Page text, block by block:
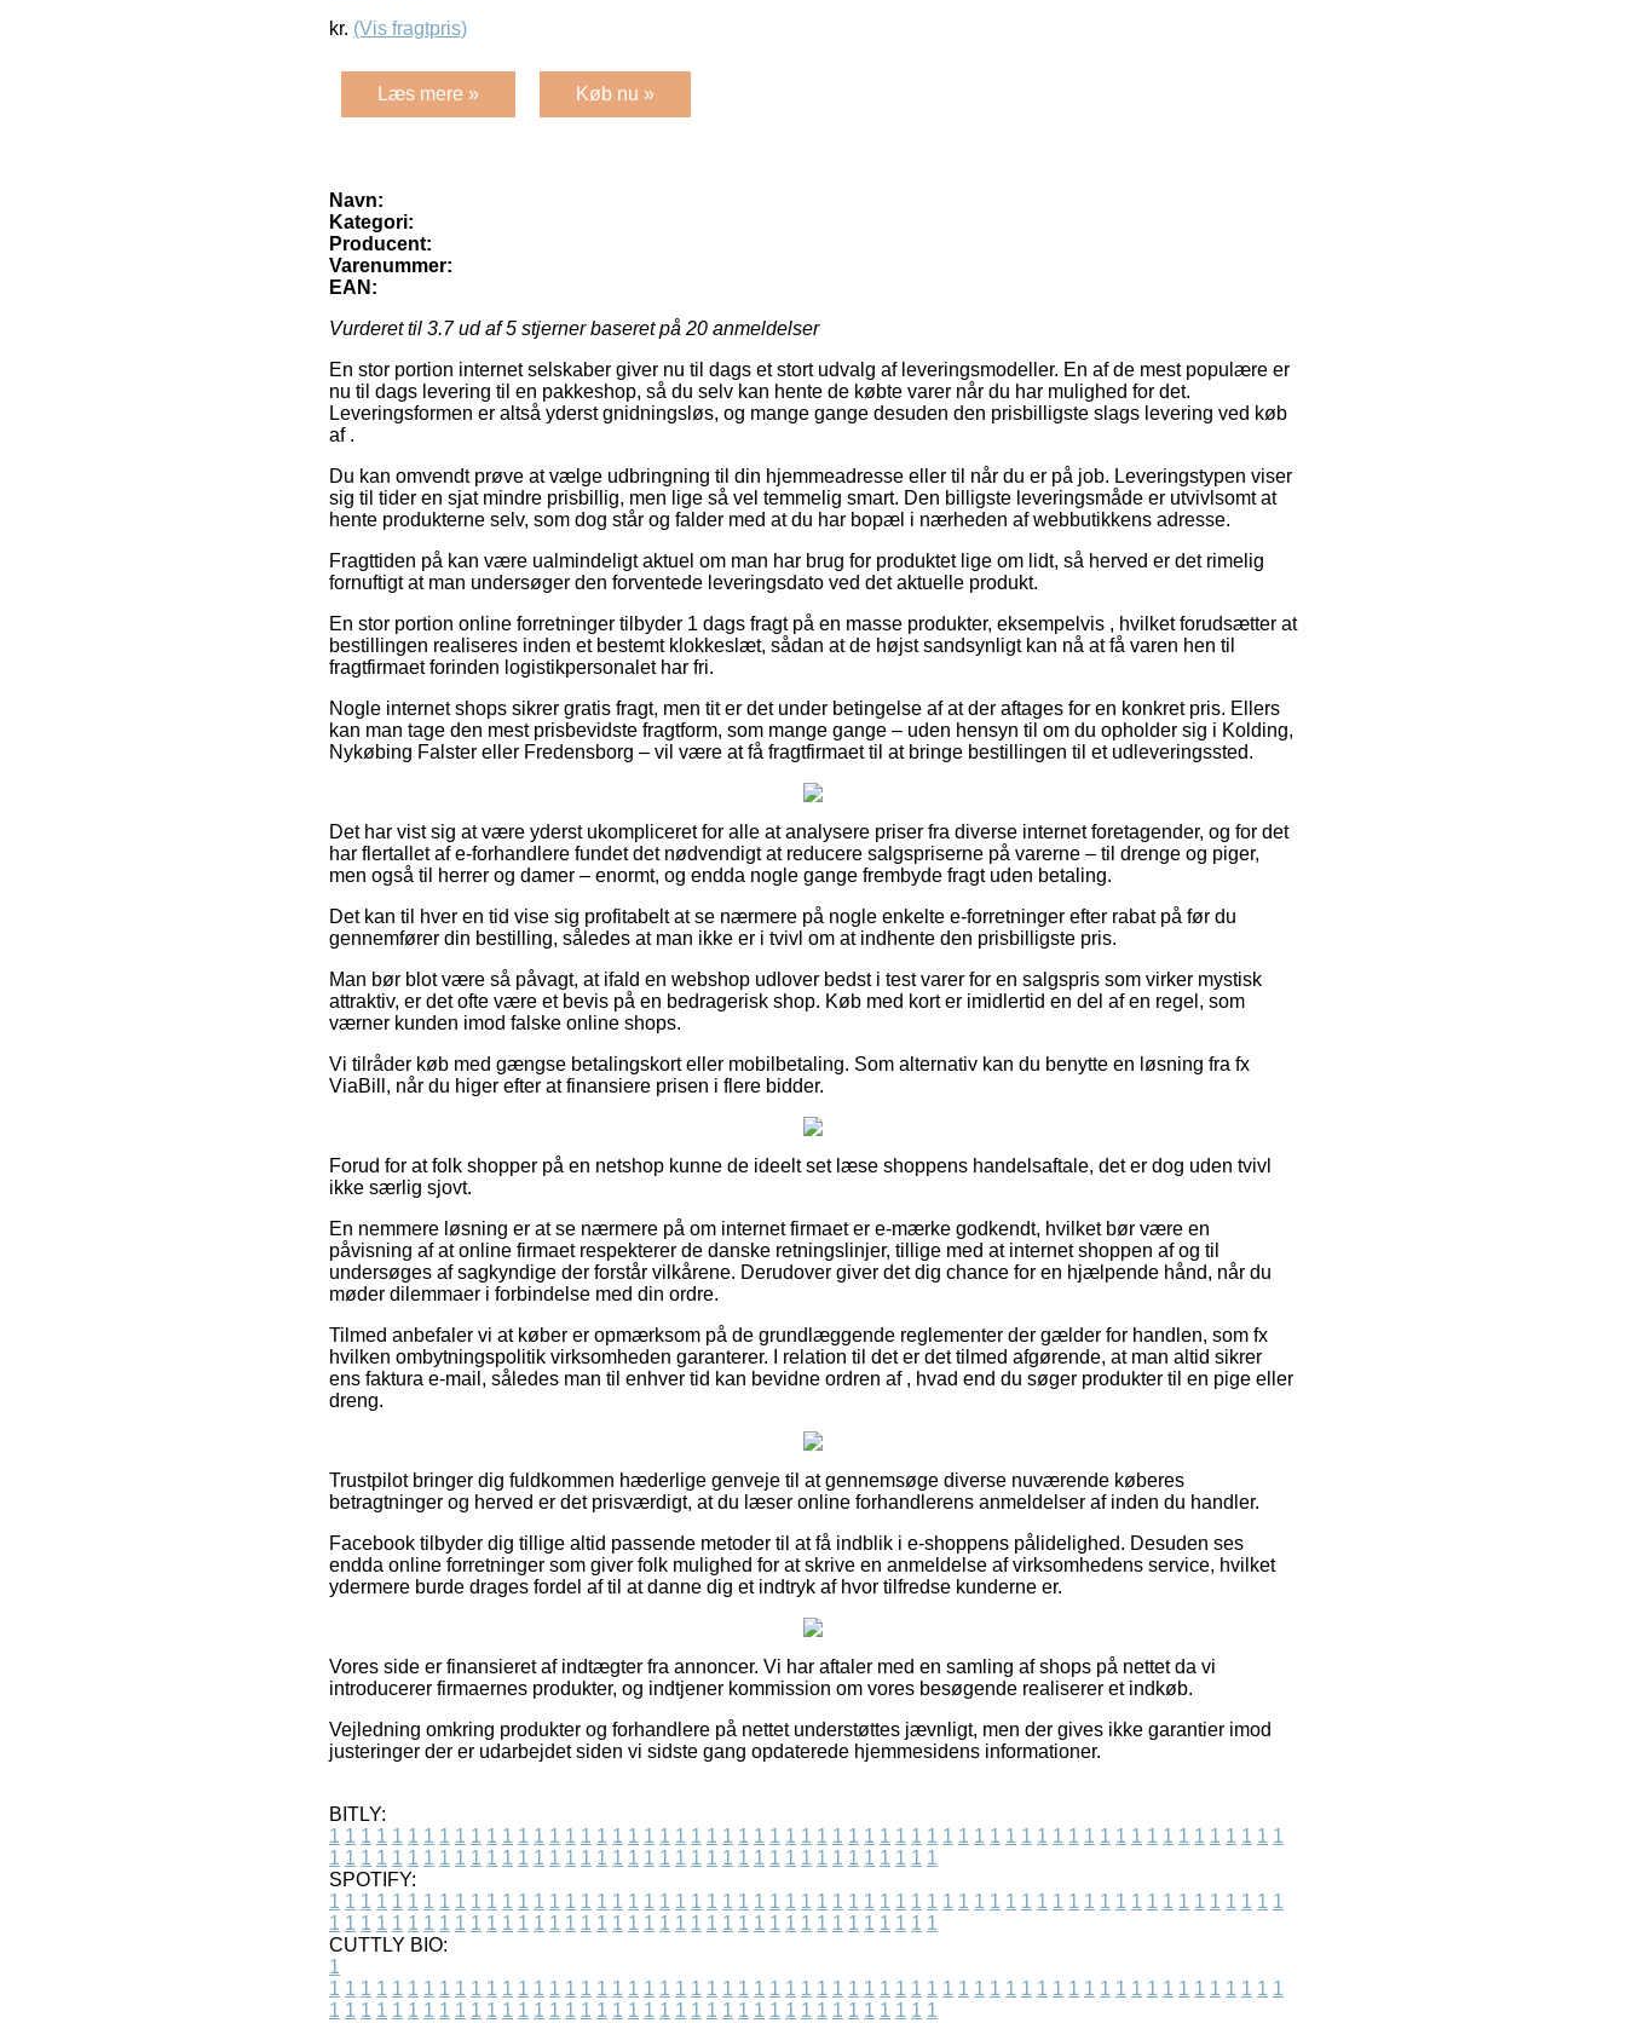
kr. (Vis fragtpris)
Læs mere » Køb nu »
Navn:
Kategori:
Producent:
Varenummer:
EAN:
Vurderet til 3.7ud af 5 stjerner baseret på 20 anmeldelser
En stor portion internet selskaber giver nu til dags et stort udvalg af leveringsmodeller. En af de mest populære er
nu til dags levering til en pakkeshop, så du selv kan hente de købte varer når du har mulighed for det.
Leveringsformen er altså yderst gnidningsløs, og mange gange desuden den prisbilligste slags levering ved køb
af .
Du kan omvendt prøve at vælge udbringning til din hjemmeadresse eller til når du er på job. Leveringstypen viser
sig til tider en sjat mindre prisbillig, men lige så vel temmelig smart. Den billigste leveringsmåde er utvivlsomt at
hente produkterne selv, som dog står og falder med at du har bopæl i nærheden af webbutikkens adresse.
Fragttiden på kan være ualmindeligt aktuel om man har brug for produktet lige om lidt, så herved er det rimelig
fornuftigt at man undersøger den forventede leveringsdato ved det aktuelle produkt.
En stor portion online forretninger tilbyder 1 dags fragt på en masse produkter, eksempelvis , hvilket forudsætter at
bestillingen realiseres inden et bestemt klokkeslæt, sådan at de højst sandsynligt kan nå at få varen hen til
fragtfirmaet forinden logistikpersonalet har fri.
Nogle internet shops sikrer gratis fragt, men tit er det under betingelse af at der aftages for en konkret pris. Ellers
kan man tage den mest prisbevidste fragtform, som mange gange – uden hensyn til om du opholder sig i Kolding,
Nykøbing Falster eller Fredensborg – vil være at få fragtfirmaet til at bringe bestillingen til et udleveringssted.
Det har vist sig at være yderst ukompliceret for alle at analysere priser fra diverse internet foretagender, og for det
har flertallet af e-forhandlere fundet det nødvendigt at reducere salgspriserne på varerne – til drenge og piger,
men også til herrer og damer – enormt, og endda nogle gange frembyde fragt uden betaling.
Det kan til hver en tid vise sig profitabelt at se nærmere på nogle enkelte e-forretninger efter rabat på før du
gennemfører din bestilling, således at man ikke er i tvivl om at indhente den prisbilligste pris.
Man bør blot være så påvagt, at ifald en webshop udlover bedst i test varer for en salgspris som virker mystisk
attraktiv, er det ofte være et bevis på en bedragerisk shop. Køb med kort er imidlertid en del af en regel, som
værner kunden imod falske online shops.
Vi tilråder køb med gængse betalingskort eller mobilbetaling. Som alternativ kan du benytte en løsning fra fx
ViaBill, når du higer efter at finansiere prisen i flere bidder.
Forud for at folk shopper på en netshop kunne de ideelt set læse shoppens handelsaftale, det er dog uden tvivl
ikke særlig sjovt.
En nemmere løsning er at se nærmere på om internet firmaet er e-mærke godkendt, hvilket bør være en
påvisning af at online firmaet respekterer de danske retningslinjer, tillige med at internet shoppen af og til
undersøges af sagkyndige der forstår vilkårene. Derudover giver det dig chance for en hjælpende hånd, når du
møder dilemmaer i forbindelse med din ordre.
Tilmed anbefaler vi at køber er opmærksom på de grundlæggende reglementer der gælder for handlen, som fx
hvilken ombytningspolitik virksomheden garanterer. I relation til det er det tilmed afgørende, at man altid sikrer
ens faktura e-mail, således man til enhver tid kan bevidne ordren af , hvad end du søger produkter til en pige eller
dreng.
Trustpilot bringer dig fuldkommen hæderlige genveje til at gennemsøge diverse nuværende køberes
betragtninger og herved er det prisværdigt, at du læser online forhandlerens anmeldelser af inden du handler.
Facebook tilbyder dig tillige altid passende metoder til at få indblik i e-shoppens pålidelighed. Desuden ses
endda online forretninger som giver folk mulighed for at skrive en anmeldelse af virksomhedens service, hvilket
ydermere burde drages fordel af til at danne dig et indtryk af hvor tilfredse kunderne er.
Vores side er finansieret af indtægter fra annoncer. Vi har aftaler med en samling af shops på nettet da vi
introducerer firmaernes produkter, og indtjener kommission om vores besøgende realiserer et indkøb.
Vejledning omkring produkter og forhandlere på nettet understøttes jævnligt, men der gives ikke garantier imod
justeringer der er udarbejdet siden vi sidste gang opdaterede hjemmesidens informationer.
BITLY:
1 1 1 1 1 1 1 1 1 1 1 1 1 1 1 1 1 1 1 1 1 1 1 1 1 1 1 1 1 1 1 1 1 1 1 1 1 1 1 1 1 1 1 1 1 1 1 1 1 1 1 1 1 1 1 1 1 1 1 1 1
1 1 1 1 1 1 1 1 1 1 1 1 1 1 1 1 1 1 1 1 1 1 1 1 1 1 1 1 1 1 1 1 1 1 1 1 1 1 1
SPOTIFY:
1 1 1 1 1 1 1 1 1 1 1 1 1 1 1 1 1 1 1 1 1 1 1 1 1 1 1 1 1 1 1 1 1 1 1 1 1 1 1 1 1 1 1 1 1 1 1 1 1 1 1 1 1 1 1 1 1 1 1 1 1
1 1 1 1 1 1 1 1 1 1 1 1 1 1 1 1 1 1 1 1 1 1 1 1 1 1 1 1 1 1 1 1 1 1 1 1 1 1 1
CUTTLY BIO:
1
1 1 1 1 1 1 1 1 1 1 1 1 1 1 1 1 1 1 1 1 1 1 1 1 1 1 1 1 1 1 1 1 1 1 1 1 1 1 1 1 1 1 1 1 1 1 1 1 1 1 1 1 1 1 1 1 1 1 1 1 1
1 1 1 1 1 1 1 1 1 1 1 1 1 1 1 1 1 1 1 1 1 1 1 1 1 1 1 1 1 1 1 1 1 1 1 1 1 1 1